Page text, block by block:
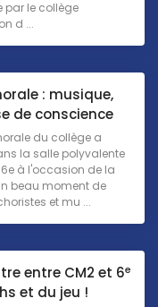
par le collège
d ...
: musique,
de conscience
du collège a
la salle polyvalente
à l'occasion de la
beau moment de
et mu ...
entre CM2 et 6e
et du jeu !